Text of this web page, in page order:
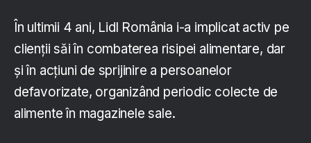
În ultimii 4 ani, Lidl România i-a implicat activ pe
clienții săi în combaterea risipei alimentare, dar
și în acțiuni de sprijinire a persoanelor
defavorizate, organizând periodic colecte de
alimente în magazinele sale.